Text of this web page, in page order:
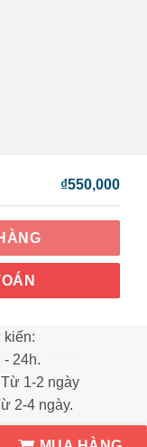
₫550,000
kiến:
- 24h.
1-2 ngày
2-4 ngày.
hỗ trợ
Delivery
ĐƠN HÀNG
VN